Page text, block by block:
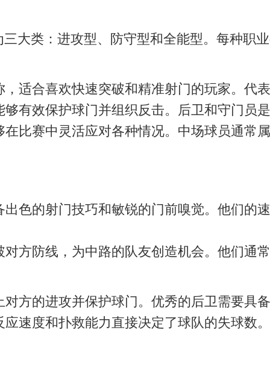
大类：进攻型、防守型和全能型。每种职
适合喜欢快速突破和精准射门的玩家。代
有效保护球门并组织反击。后卫和守门员
比赛中灵活应对各种情况。中场球员通常
色的射门技巧和敏锐的门前嗅觉。他们的
方防线，为中路的队友创造机会。他们通
方的进攻并保护球门。优秀的后卫需要具
速度和扑救能力直接决定了球队的失球数